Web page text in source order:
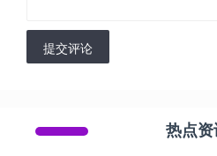
提交评论
热点